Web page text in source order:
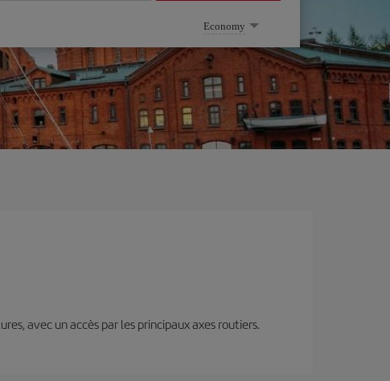
Economy
avec un accès par les principaux axes routiers.